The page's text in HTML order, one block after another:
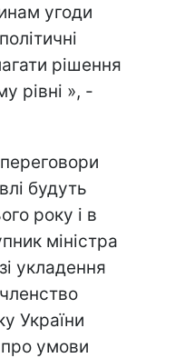
угоди
рішення
рівні », -
будуть
року і в
міністра
укладення
України
умови